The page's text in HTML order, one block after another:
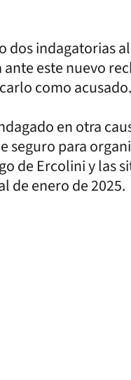
dos indagatorias
este nuevo
como acusado.
en otra
seguro para
de Ercolini y las
de enero de 2025.